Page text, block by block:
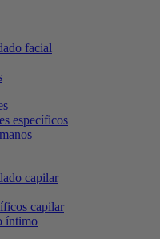
facial
específicos
capilar
capilar
íntimo